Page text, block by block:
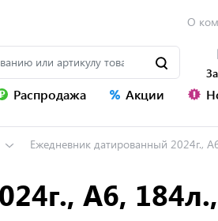
О
Распродажа Акции
Ежедневник датированный 2024г., А6,
А6,